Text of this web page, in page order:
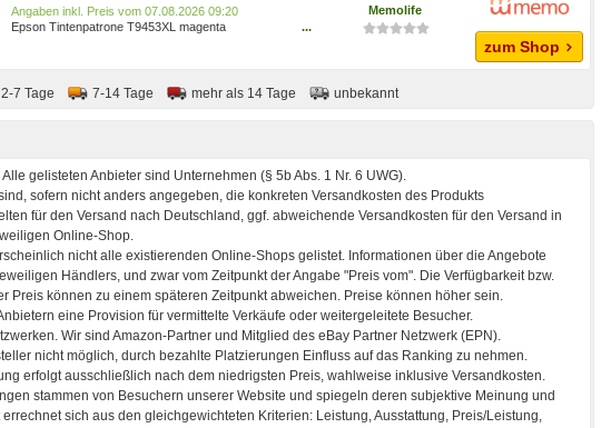
Preis vom 07.08.2026 09:20
Epson Tintenpatrone T9453XL magenta
...
Memolife
zum Shop
2-7 Tage 7-14 Tage mehr als 14 Tage unbekannt